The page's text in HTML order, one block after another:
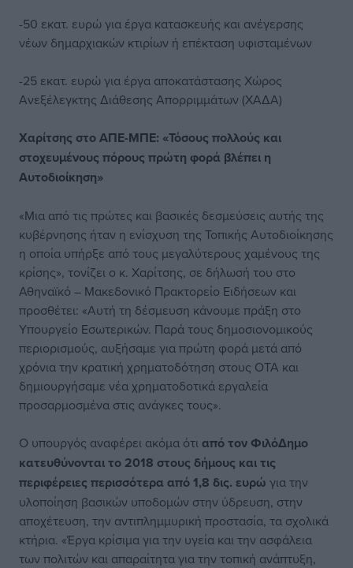
-50 εκατ. ευρώ για έργα κατασκευής και ανέγερσης
νέων δημαρχιακών κτιρίων ή επέκταση υφισταμένων
-25 εκατ. ευρώ για έργα αποκατάστασης Χώρος
Ανεξέλεγκτης Διάθεσης Απορριμμάτων (ΧΑΔΑ)
Χαρίτσης στο ΑΠΕ-ΜΠΕ: «Τόσους πολλούς και
στοχευμένους πόρους πρώτη φορά βλέπει η
Αυτοδιοίκηση»
«Μια από τις πρώτες και βασικές δεσμεύσεις αυτής της
κυβέρνησης ήταν η ενίσχυση της Τοπικής Αυτοδιοίκησης
η οποία υπήρξε από τους μεγαλύτερους χαμένους της
κρίσης», τονίζει ο κ. Χαρίτσης, σε δήλωσή του στο
Αθηναϊκό – Μακεδονικό Πρακτορείο Ειδήσεων και
προσθέτει: «Αυτή τη δέσμευση κάνουμε πράξη στο
Υπουργείο Εσωτερικών. Παρά τους δημοσιονομικούς
περιορισμούς, αυξήσαμε για πρώτη φορά μετά από
χρόνια την κρατική χρηματοδότηση στους ΟΤΑ και
δημιουργήσαμε νέα χρηματοδοτικά εργαλεία
προσαρμοσμένα στις ανάγκες τους».
Ο υπουργός αναφέρει ακόμα ότιαπό τον ΦιλόΔημο
κατευθύνονται το 2018 στους δήμους και τις
περιφέρειες περισσότερα από 1,8 δις. ευρώ για την
υλοποίηση βασικών υποδομών στην ύδρευση, στην
αποχέτευση, την αντιπλημμυρική προστασία, τα σχολικά
κτήρια. «Έργα κρίσιμα για την υγεία και την ασφάλεια
των πολιτών και απαραίτητα για την τοπική ανάπτυξη,